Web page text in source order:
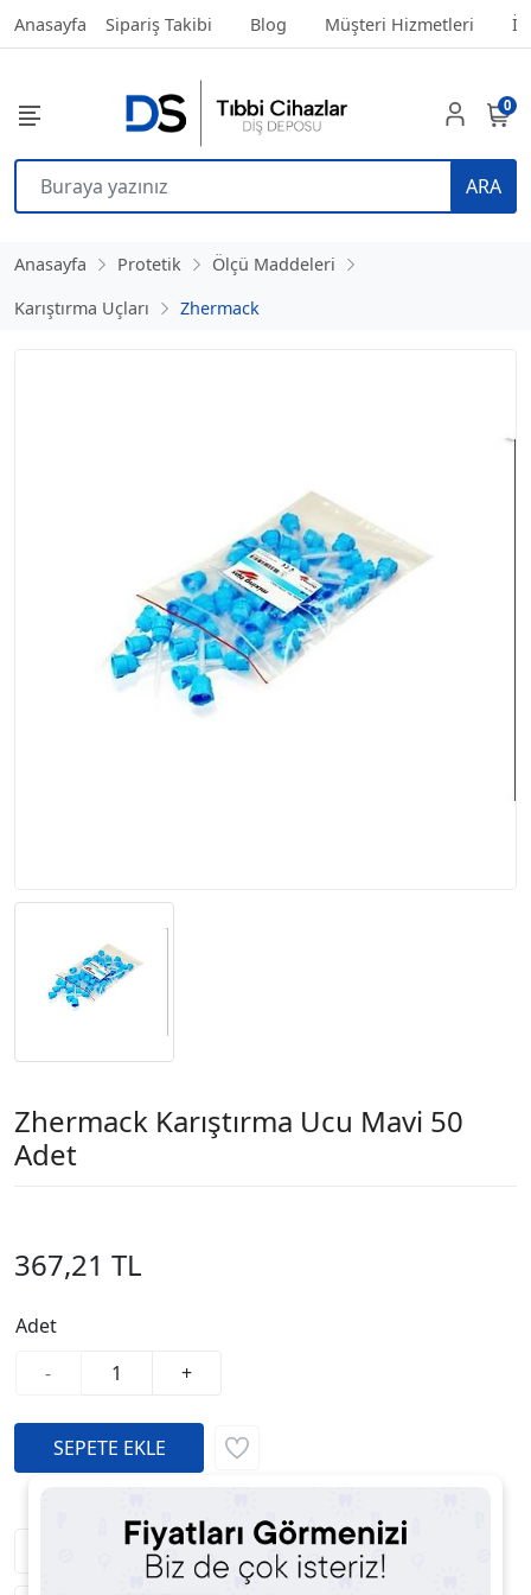
Anasayfa Sipariş Takibi Blog Müşteri Hizmetleri
ARA
0
Anasayfa Protetik
Ölçü Maddeleri
Karıştırma Uçları
Zhermack
Zhermack Karıştırma Ucu Mavi 50
Adet
367,21 TL
Adet
-
+
Fiyatı Düşünce Haber Ver